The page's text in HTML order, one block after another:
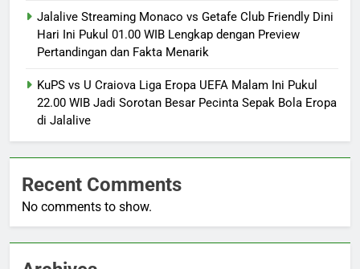
Jalalive Streaming Monaco vs Getafe Club Friendly Dini
Hari Ini Pukul 01.00 WIB Lengkap dengan Preview
Pertandingan dan Fakta Menarik
KuPS vs U Craiova Liga Eropa UEFA Malam Ini Pukul
22.00 WIB Jadi Sorotan Besar Pecinta Sepak Bola Eropa
di Jalalive
Recent Comments
No comments to show.